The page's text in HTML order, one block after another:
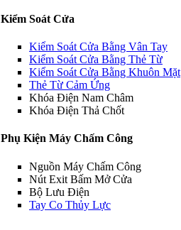
Kiểm Soát Cửa
Kiểm Soát Cửa Bằng Vân Tay
Kiểm Soát Cửa Bằng Thẻ Từ
Kiểm Soát Cửa Bằng Khuôn Mặt
Thẻ Từ Cảm Ứng
Khóa Điện Nam Châm
Khóa Điện Thả Chốt
Phụ Kiện Máy Chấm Công
Nguồn Máy Chấm Công
Nút Exit Bấm Mở Cửa
Bộ Lưu Điện
Tay Co Thủy Lực